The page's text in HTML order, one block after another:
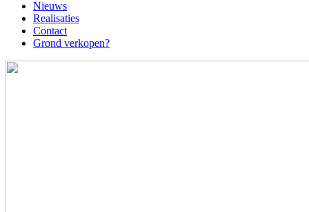
Nieuws
Realisaties
Contact
Grond verkopen?